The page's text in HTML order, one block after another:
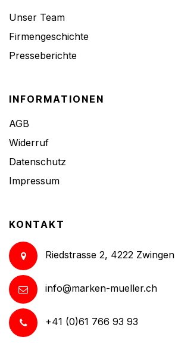
Unser Team
Firmengeschichte
Presseberichte
INFORMATIONEN
AGB
Widerruf
Datenschutz
Impressum
KONTAKT
Riedstrasse 2, 4222 Zwingen
info@marken-mueller.ch
+41 (0)61 766 93 93